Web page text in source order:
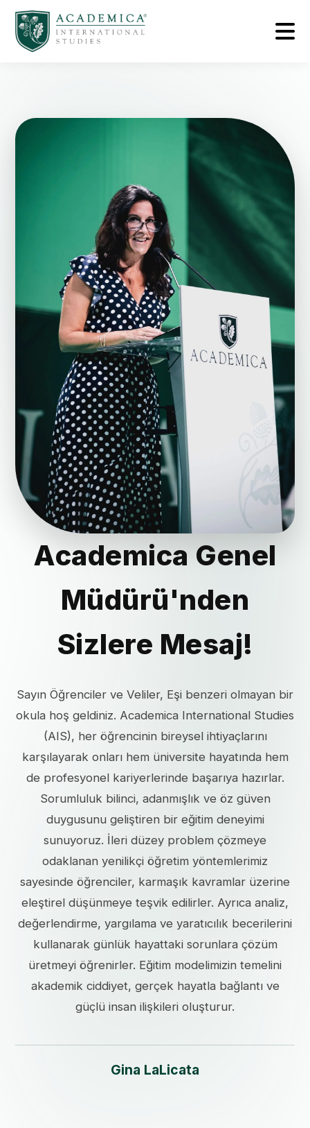
Academica Genel
Müdürü'nden
Sizlere Mesaj!
Sayın Öğrenciler ve Veliler, Eşi benzeri olmayan bir
okula hoş geldiniz. Academica International Studies
(AIS), her öğrencinin bireysel ihtiyaçlarını
karşılayarak onları hem üniversite hayatında hem
de profesyonel kariyerlerinde başarıya hazırlar.
Sorumluluk bilinci, adanmışlık ve öz güven
duygusunu geliştiren bir eğitim deneyimi
sunuyoruz. İleri düzey problem çözmeye
odaklanan yenilikçi öğretim yöntemlerimiz
sayesinde öğrenciler, karmaşık kavramlar üzerine
eleştirel düşünmeye teşvik edilirler. Ayrıca analiz,
değerlendirme, yargılama ve yaratıcılık becerilerini
kullanarak günlük hayattaki sorunlara çözüm
üretmeyi öğrenirler. Eğitim modelimizin temelini
akademik ciddiyet, gerçek hayatla bağlantı ve
güçlü insan ilişkileri oluşturur.
Gina LaLicata